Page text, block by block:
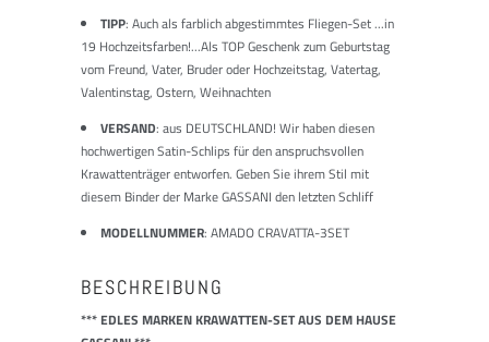
TIPP: Auch als farblich abgestimmtes Fliegen-Set ...in
19 Hochzeitsfarben!...Als TOP Geschenk zum Geburtstag
vom Freund, Vater, Bruder oder Hochzeitstag, Vatertag,
Valentinstag, Ostern, Weihnachten
VERSAND: aus DEUTSCHLAND! Wir haben diesen
hochwertigen Satin-Schlips für den anspruchsvollen
Krawattenträger entworfen. Geben Sie ihrem Stil mit
diesem Binder der Marke GASSANI den letzten Schliff
MODELLNUMMER: AMADO CRAVATTA-3SET
BESCHREIBUNG
*** EDLES MARKEN KRAWATTEN-SET AUS DEM HAUSE